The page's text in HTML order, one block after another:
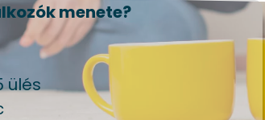
menete?
ülés